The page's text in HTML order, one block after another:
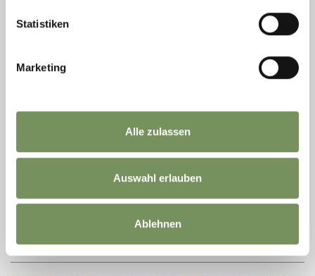
Statistiken
Marketing
Alle zulassen
Auswahl erlauben
Ablehnen
Freitag
14
10:00
KASTELBELL
Das Schloss Kastelbell liegt malerisch auf einem mächtigen
werden Führngen angeboten und in den alten Gemäuern finden